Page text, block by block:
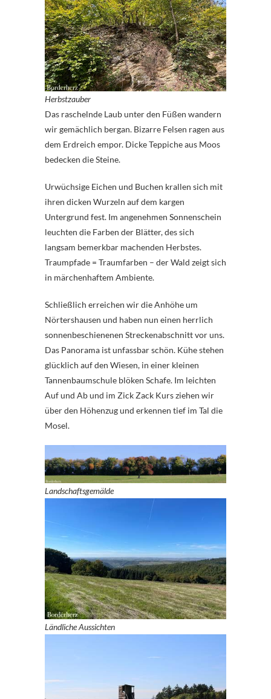
Herbstzauber
Das raschelnde Laub unter den Füßen wandern
wir gemächlich bergan. Bizarre Felsen ragen aus
dem Erdreich empor. Dicke Teppiche aus Moos
bedecken die Steine.
Urwüchsige Eichen und Buchen krallen sich mit
ihren dicken Wurzeln auf dem kargen
Untergrund fest. Im angenehmen Sonnenschein
leuchten die Farben der Blätter, des sich
langsam bemerkbar machenden Herbstes.
Traumpfade = Traumfarben – der Wald zeigt sich
in märchenhaftem Ambiente.
Schließlich erreichen wir die Anhöhe um
Nörtershausen und haben nun einen herrlich
sonnenbeschienenen Streckenabschnitt vor uns.
Das Panorama ist unfassbar schön. Kühe stehen
glücklich auf den Wiesen, in einer kleinen
Tannenbaumschule blöken Schafe. Im leichten
Auf und Ab und im Zick Zack Kurs ziehen wir
über den Höhenzug und erkennen tief im Tal die
Mosel.
Landschaftsgemälde
Ländliche Aussichten